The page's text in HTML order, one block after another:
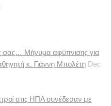
Μήνυμα αφύπνισης για
κ. Γιάννη Μπολέτη Dec
στις ΗΠΑ συνέδεσαν με